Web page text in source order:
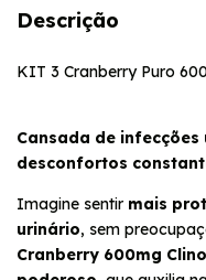
Descrição
KIT 3 Cranberry Puro
Cansada de
desconfortos
Imagine sentir mais
urinário, sem
Cranberry 600mg